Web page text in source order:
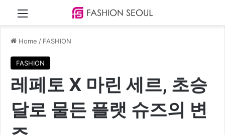
Menu
Home / FASHION
FASHION
레페토 X 마린 세르, 초승
달로 물든 플랫 슈즈의 변